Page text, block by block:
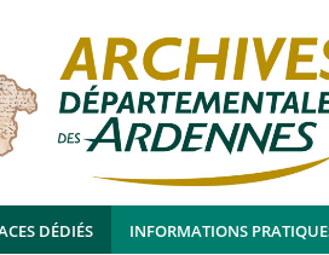
DÉDIÉS INFORMATIONS